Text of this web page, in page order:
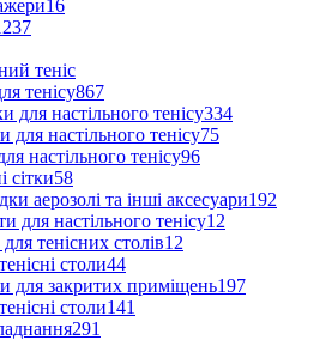
16
теніс
тенісу867
для настільного тенісу334
для настільного тенісу75
настільного тенісу96
сітки58
аерозолі та інші аксесуари192
для настільного тенісу12
тенісних столів12
столи44
для закритих приміщень197
столи141
291